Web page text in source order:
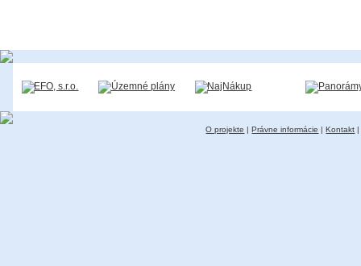
O projekte |Právne informácie |Kontakt